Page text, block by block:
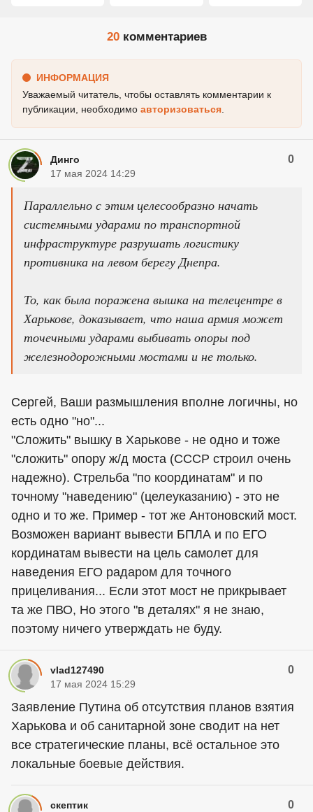
20комментариев
ИНФОРМАЦИЯ
Уважаемый читатель, чтобы оставлять комментарии к
публикации, необходимо авторизоваться
Динго 0
17 мая 2024 14:29
Параллельно с этим целесообразно начать
системными ударами по транспортной
инфраструктуре разрушать логистику
противника на левом берегу Днепра.
То, как была поражена вышка на телецентре в
Харькове, доказывает, что наша армия может
точечными ударами выбивать опоры под
железнодорожными мостами и не только.
Сергей, Ваши размышления вполне логичны, но
есть одно "но"...
"Сложить" вышку в Харькове - не одно и тоже
"сложить" опору ж/д моста (СССР строил очень
надежно). Стрельба "по координатам" и по
точному "наведению" (целеуказанию) - это не
одно и то же. Пример - тот же Антоновский мост.
Возможен вариант вывести БПЛА и по ЕГО
кординатам вывести на цель самолет для
наведения ЕГО радаром для точного
прицеливания... Если этот мост не прикрывает
та же ПВО, Но этого "в деталях" я не знаю,
поэтому ничего утверждать не буду.
vlad127490 0
17 мая 2024 15:29
Заявление Путина об отсутствия планов взятия
Харькова и об санитарной зоне сводит на нет
все стратегические планы, всё остальное это
локальные боевые действия.
скептик 0